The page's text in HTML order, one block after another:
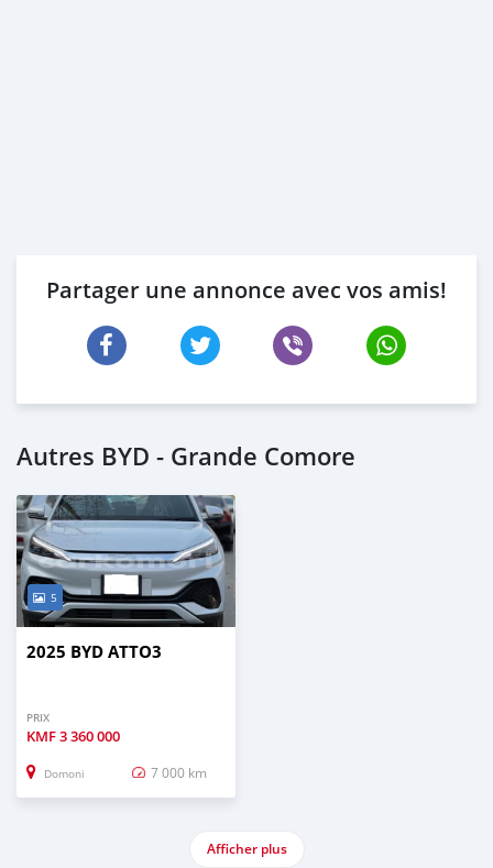
Partager une annonce avec vos amis!
Autres BYD - Grande Comore
5
2025 BYD ATTO3
PRIX
KMF3 360 000
Domoni 7 000 km
Afficher plus